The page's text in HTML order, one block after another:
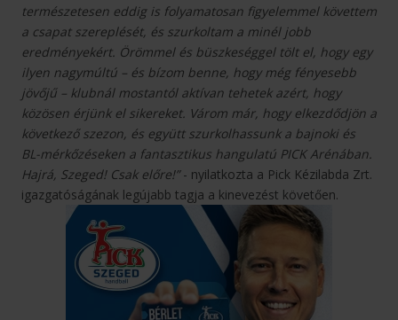
természetesen eddig is folyamatosan figyelemmel követtem
a csapat szereplését, és szurkoltam a minél jobb
eredményekért. Örömmel és büszkeséggel tölt el, hogy egy
ilyen nagymúltú – és bízom benne, hogy még fényesebb
jövőjű – klubnál mostantól aktívan tehetek azért, hogy
közösen érjünk el sikereket. Várom már, hogy elkezdődjön a
következő szezon, és együtt szurkolhassunk a bajnoki és
BL-mérkőzéseken a fantasztikus hangulatú PICK Arénában.
Hajrá, Szeged! Csak előre!”- nyilatkozta a Pick Kézilabda Zrt.
igazgatóságának legújabb tagja a kinevezést követően.